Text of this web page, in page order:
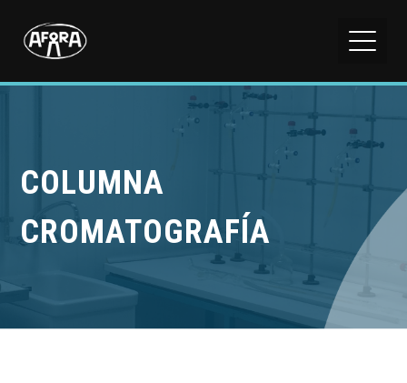
COLUMNA
CROMATOGRAFÍA